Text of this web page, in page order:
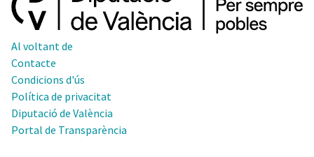
Al voltant de
Contacte
Condicions d'ús
Política de privacitat
Diputació de València
Portal de Transparència